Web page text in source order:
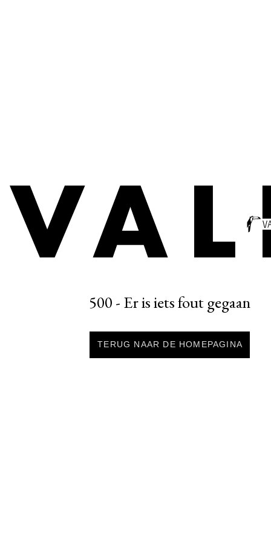
500 - Er is iets fout gegaan
TERUG NAAR DE HOMEPAGINA